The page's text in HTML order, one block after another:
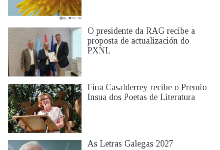
O presidente da RAG recibe a
proposta de actualización do
PXNL
Fina Casalderrey recibe o Premio
Insua dos Poetas de Literatura
As Letras Galegas 2027